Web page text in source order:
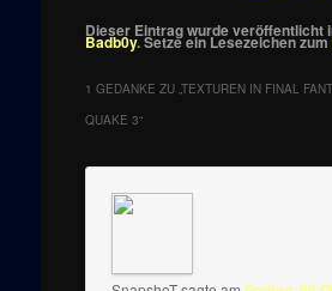
Dieser Eintrag wurde veröffentlicht
Badb0y. Setze ein Lesezeichen zum
1 GEDANKE ZU „TEXTUREN IN FINAL
QUAKE 3“